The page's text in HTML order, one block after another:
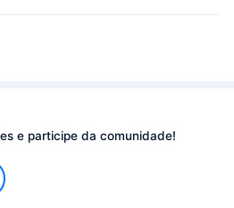
e participe da comunidade!